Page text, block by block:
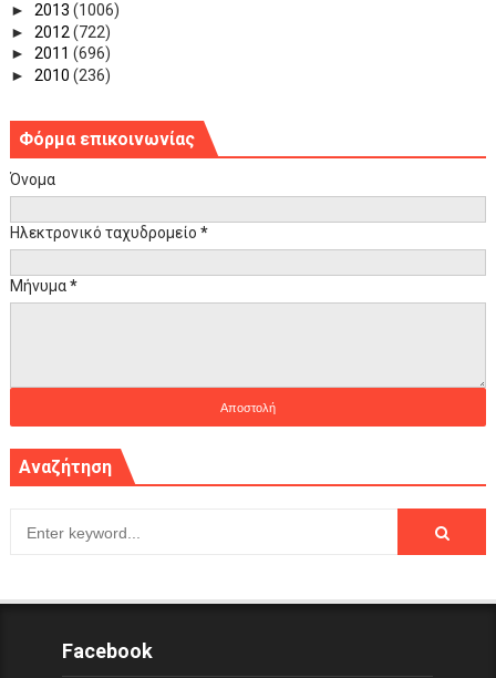
► 2013 (1006)
► 2012 (722)
► 2011 (696)
► 2010 (236)
Φόρμα επικοινωνίας
Όνομα
Ηλεκτρονικό ταχυδρομείο *
Μήνυμα*
Αναζήτηση
Facebook